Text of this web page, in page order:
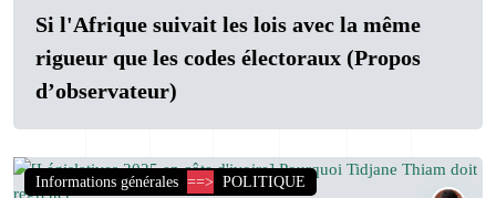
Si l'Afrique suivait les lois avec la même
rigueur que les codes électoraux (Propos
d’observateur)
Informations générales ==> POLITIQUE